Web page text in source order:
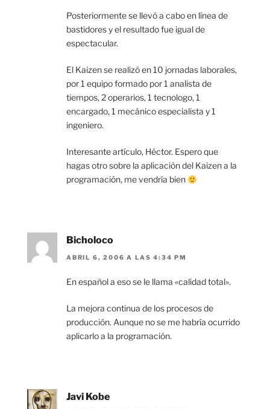
Posteriormente se llevó a cabo en línea de
bastidores y el resultado fue igual de
espectacular.
El Kaizen se realizó en 10 jornadas laborales,
por 1 equipo formado por 1 analista de
tiempos, 2 operarios, 1 tecnologo, 1
encargado, 1 mecánico especialista y 1
ingeniero.
Interesante artículo, Héctor. Espero que
hagas otro sobre la aplicación del Kaizen a la
programación, me vendría bien
Bicholoco
ABRIL 6, 2006 A LAS 4:34 PM
En español a eso se le llama «calidad total».
La mejora continua de los procesos de
producción. Aunque no se me habría ocurrido
aplicarlo a la programación.
Javi Kobe